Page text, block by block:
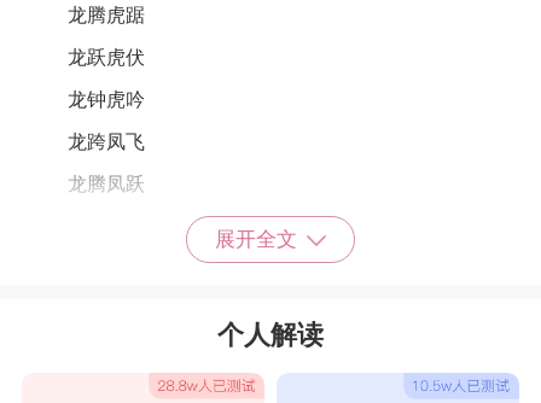
龙腾虎踞
龙跃虎伏
龙钟虎吟
龙跨凤飞
龙腾凤跃
展开全文
个人解读